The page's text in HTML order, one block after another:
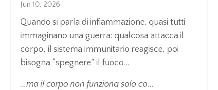
Jun 10, 2026
Quando si parla di infiammazione, quasi tutti
immaginano una guerra: qualcosa attacca il
corpo, il sistema immunitario reagisce, poi
bisogna “spegnere” il fuoco...
...ma il corpo non funziona solo co...